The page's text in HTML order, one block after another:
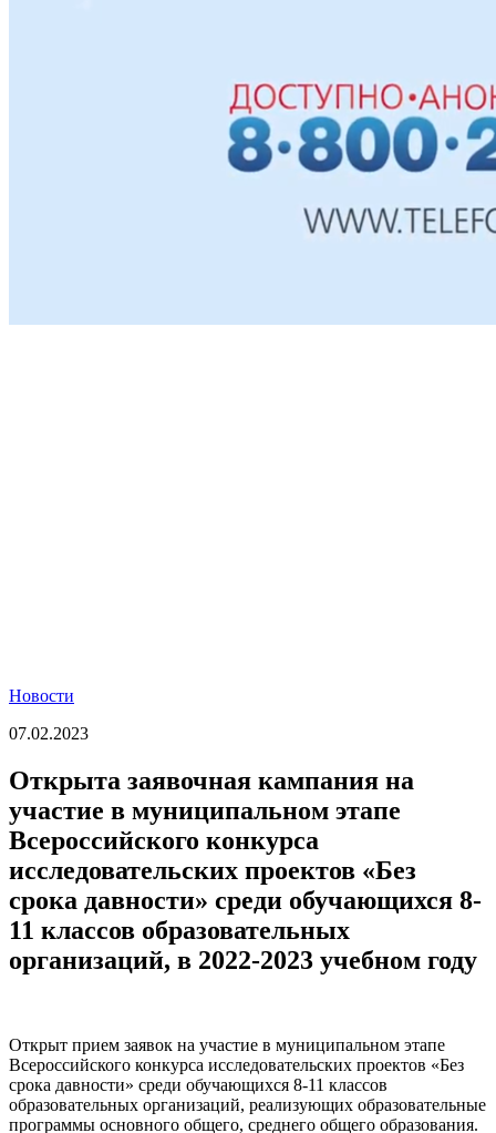
Новости
07.02.2023
Открыта заявочная кампания на
участие в муниципальном этапе
Всероссийского конкурса
исследовательских проектов «Без
срока давности» среди обучающихся 8-
11 классов образовательных
организаций, в 2022-2023 учебном году
Открыт прием заявок на участие в муниципальном этапе
Всероссийского конкурса исследовательских проектов «Без
срока давности» среди обучающихся 8-11 классов
образовательных организаций, реализующих образовательные
программы основного общего, среднего общего образования.